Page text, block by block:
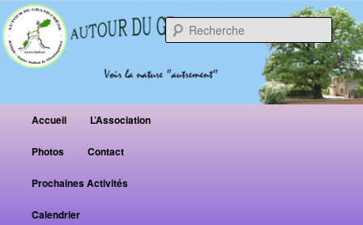
Menu principal
Aller au contenu principal
Aller au contenu secondaire
Accueil L’Association
Photos Contact
Prochaines Activités
Calendrier